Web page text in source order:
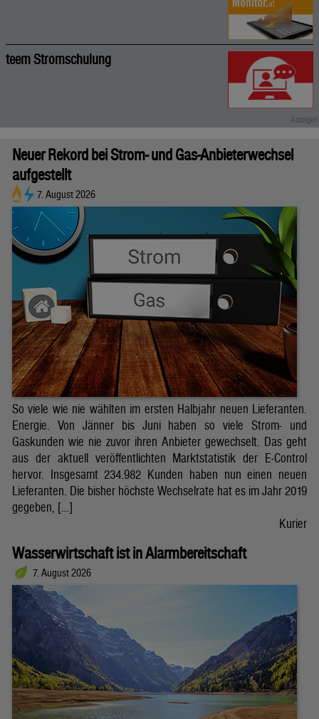
teem Stromschulung
Neuer Rekord bei Strom- und Gas-Anbieterwechsel
aufgestellt
7. August 2026
So viele wie nie wählten im ersten Halbjahr neuen Lieferanten.
Energie. Von Jänner bis Juni haben so viele Strom- und
Gaskunden wie nie zuvor ihren Anbieter gewechselt. Das geht
aus der aktuell veröffentlichten Marktstatistik der E-Control
hervor. Insgesamt 234.982 Kunden haben nun einen neuen
Lieferanten. Die bisher höchste Wechselrate hat es im Jahr 2019
gegeben, […]
Kurier
Wasserwirtschaft ist in Alarmbereitschaft
7. August 2026